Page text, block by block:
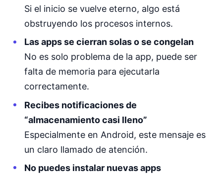
Si el inicio se vuelve eterno, algo está
obstruyendo los procesos internos.
Las apps se cierran solas o se congelan
No es solo problema de la app, puede ser
falta de memoria para ejecutarla
correctamente.
Recibes notificaciones de
“almacenamiento casi lleno”
Especialmente en Android, este mensaje es
un claro llamado de atención.
No puedes instalar nuevas apps